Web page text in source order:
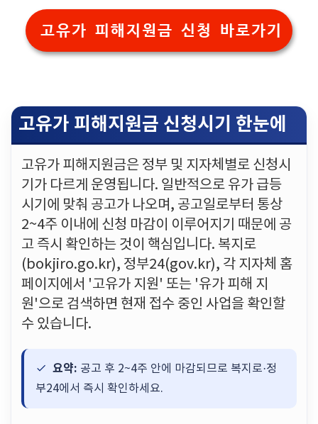
고유가 피해지원금 신청 바로가기
고유가 피해지원금 신청시기 한눈에
고유가 피해지원금은 정부 및 지자체별로 신청시
기가 다르게 운영됩니다. 일반적으로 유가 급등
시기에 맞춰 공고가 나오며, 공고일로부터 통상
2~4주 이내에 신청 마감이 이루어지기 때문에 공
고 즉시 확인하는 것이 핵심입니다. 복지로
(bokjiro.go.kr), 정부24(gov.kr), 각 지자체 홈
페이지에서 '고유가 지원' 또는 '유가 피해 지
원'으로 검색하면 현재 접수 중인 사업을 확인할
수 있습니다.
요약: 공고 후 2~4주 안에 마감되므로 복지로·정
부24에서 즉시 확인하세요.